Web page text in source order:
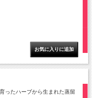
ったハーブから生まれた蒸留